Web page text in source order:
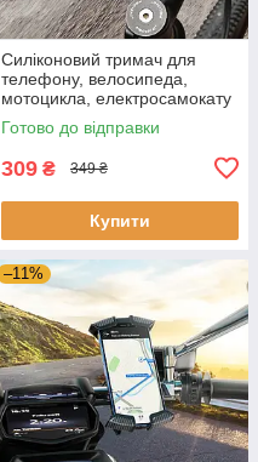
Силіконовий тримач для
телефону, велосипеда,
мотоцикла, електросамокату
Готово до відправки
309 ₴ 349 ₴
Купити
–11%